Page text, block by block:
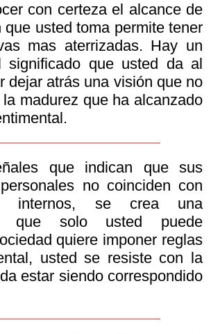
con certeza el alcance de
que usted toma permite tener
mas aterrizadas. Hay un
significado que usted da al
dejar atrás una visión que no
madurez que ha alcanzado
que indican que sus
no coinciden con
internos, se crea una
que solo usted puede
quiere imponer reglas
usted se resiste con la
estar siendo correspondido